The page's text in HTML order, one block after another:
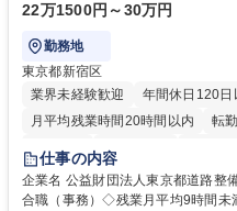
22万1500円～30万円
勤務地
東京都新宿区
業界未経験歓迎
年間休日120日
月平均残業時間20時間以内
転
研修あり
退職金あり
駅近5分以内
資格取得手当あり
仕事の内容
企業名 公益財団法人東京都道路整備保全公社 求人名 【
合職（事務）◇残業月平均9時間未満／有給